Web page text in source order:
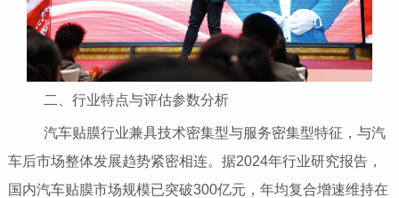
二、行业特点与评估参数分析
汽车贴膜行业兼具技术密集型与服务密集型特征，与汽
车后市场整体发展趋势紧密相连。据2024年行业研究报告，
国内汽车贴膜市场规模已突破300亿元，年均复合增速维持在